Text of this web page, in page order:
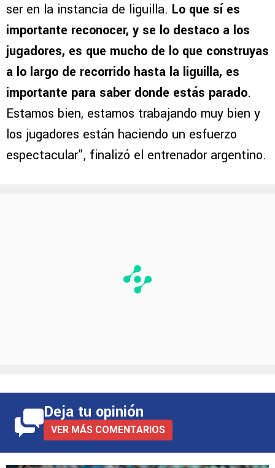
ser en la instancia de liguilla. Lo que sí es
importante reconocer, y se lo destaco a los
jugadores, es que mucho de lo que construyas
a lo largo de recorrido hasta la liguilla, es
importante para saber donde estás parado.
Estamos bien, estamos trabajando muy bien y
los jugadores están haciendo un esfuerzo
espectacular”, finalizó el entrenador argentino.
Deja tu opinión
VER MÁS COMENTARIOS